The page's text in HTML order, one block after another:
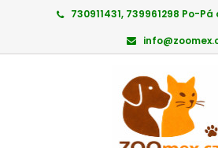
730911431, 739961298 Po-